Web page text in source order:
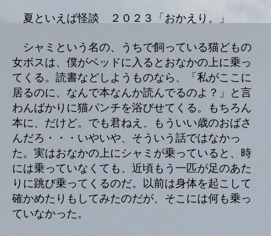
夏といえば怪談 ２０２３「おかえり。」
シャミという名の、うちで飼っている猫どもの
女ボスは、僕がベッドに入るとおなかの上に乗っ
てくる。読書などしようものなら、「私がここに
居るのに、なんで本なんか読んでるのよ？」と言
わんばかりに猫パンチを浴びせてくる。もちろん
本に、だけど。でも君ねえ、もういい歳のおばさ
んだろ・・・いやいや、そういう話ではなかっ
た。実はおなかの上にシャミが乗っていると、時
には乗っていなくても、近頃もう一匹が足のあた
りに跳び乗ってくるのだ。以前は身体を起こして
確かめたりもしてみたのだが、そこには何も乗っ
ていなかった。